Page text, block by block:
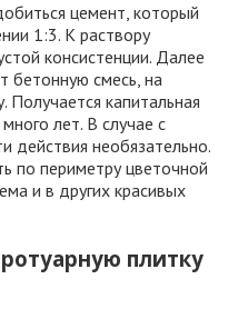
цемент, который
1:3. К раствору
консистенции. Далее
бетонную смесь, на
Получается капитальная
лет. В случае с
действия необязательно.
по периметру цветочной
и в других красивых
плитку